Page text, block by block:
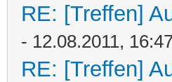
RE: [Treffen]
- 12.08.2011,
RE: [Treffen]